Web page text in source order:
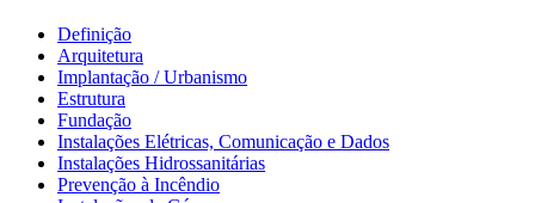
Definição
Arquitetura
Implantação / Urbanismo
Estrutura
Fundação
Instalações Elétricas, Comunicação e Dados
Instalações Hidrossanitárias
Prevenção à Incêndio